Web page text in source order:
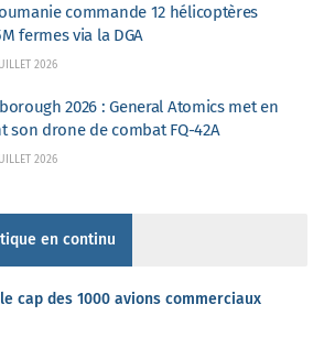
commande 12 hélicoptères
fermes via la DGA
2026
2026 : General Atomics met en
son drone de combat FQ-42A
2026
en continu
cap des 1000 avions commerciaux